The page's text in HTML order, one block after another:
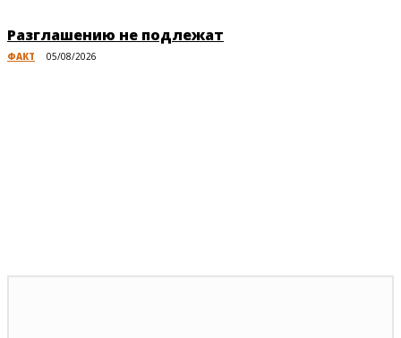
Разглашению не подлежат
ФАКТ 05/08/2026